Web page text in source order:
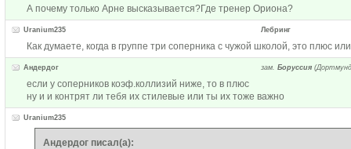
А почему только Арне высказывается?Где тренер Ориона?
Uranium235 Лебринг
Как думаете, когда в группе три соперника с чужой школой, это плюс
Андердог зам. Боруссия
если у соперников коэф.коллизий ниже, то в плюс
ну и и контрят ли тебя их стилевые или ты их тоже важно
Uranium235
Андердог писал(а):